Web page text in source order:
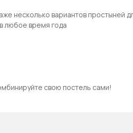
несколько вариантов простыней
любое время года
свою постель сами!